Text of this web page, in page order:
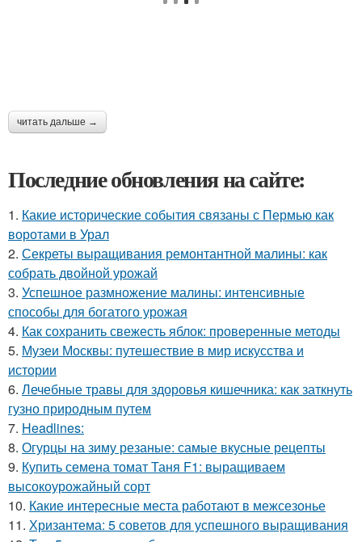
читать дальше →
Последние обновления на сайте:
1. Какие исторические события связаны с Пермью как
воротами в Урал
2. Секреты выращивания ремонтантной малины: как
собрать двойной урожай
3. Успешное размножение малины: интенсивные
способы для богатого урожая
4. Как сохранить свежесть яблок: проверенные методы
5. Музеи Москвы: путешествие в мир искусства и
истории
6. Лечебные травы для здоровья кишечника: как заткнуть
гузно природным путем
7. Headlines:
8. Огурцы на зиму резаные: самые вкусные рецепты
9. Купить семена томат Таня F1: выращиваем
высокоурожайный сорт
10. Какие интересные места работают в межсезонье
11. Хризантема: 5 советов для успешного выращивания